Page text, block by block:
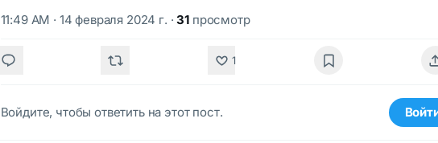
11:49 AM · 14 февраля 2024 г. ·31 просмотр
1
Войдите, чтобы ответить на этот пост.